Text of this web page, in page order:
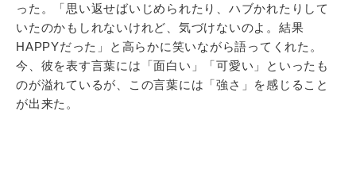
った。「思い返せばいじめられたり、ハブかれたりして
いたのかもしれないけれど、気づけないのよ。結果
HAPPYだった」と高らかに笑いながら語ってくれた。
今、彼を表す言葉には「面白い」「可愛い」といったも
のが溢れているが、この言葉には「強さ」を感じること
が出来た。